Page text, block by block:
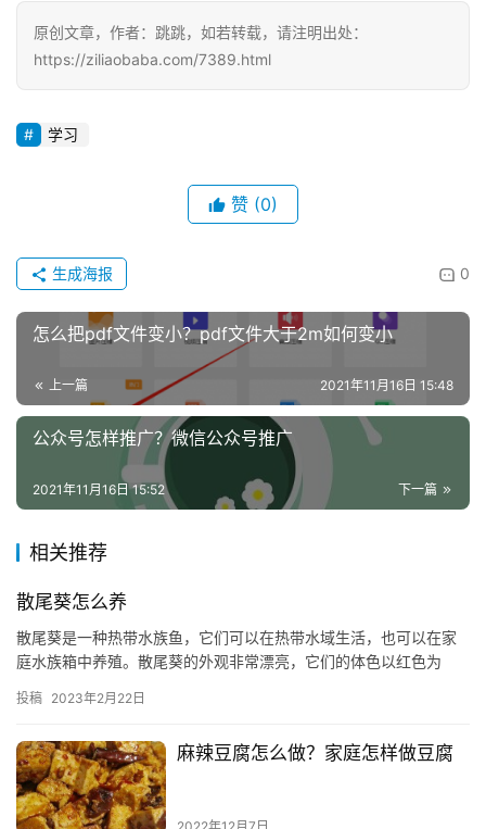
原创文章，作者：跳跳，如若转载，请注明出处：
https://ziliaobaba.com/7389.html
学习
赞 (0)
0
生成海报
怎么把pdf文件变小？pdf文件大于2m如何变小
上一篇 2021年11月16日 15:48
公众号怎样推广？微信公众号推广
下一篇
2021年11月16日 15:52
相关推荐
散尾葵怎么养
散尾葵是一种热带水族鱼，它们可以在热带水域生活，也可以在家
庭水族箱中养殖。散尾葵的外观非常漂亮，它们的体色以红色为
投稿 2023年2月22日
麻辣豆腐怎么做？家庭怎样做豆腐